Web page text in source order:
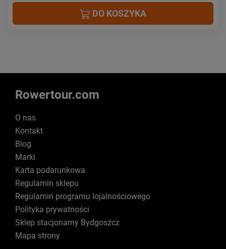
DO KOSZYKA
Rowertour.com
O nas
Kontakt
Blog
Marki
Karta podarunkowa
Regulamin sklepu
Regulamin programu lojalnościowego
Polityka prywatności
Sklep stacjonarny Bydgoszcz
Mapa strony